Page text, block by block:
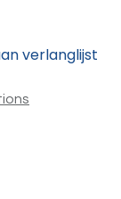
verlanglijst